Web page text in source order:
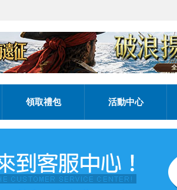
領取禮包 活動中心